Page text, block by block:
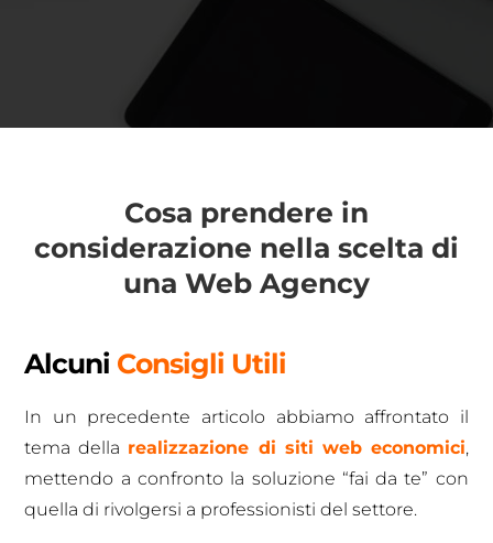
Cosa prendere in
considerazione nella scelta di
una Web Agency
Alcuni Consigli Utili
In un precedente articolo abbiamo affrontato il
tema della realizzazione di siti web economici,
mettendo a confronto la soluzione “fai da te” con
quella di rivolgersi a professionisti del settore.